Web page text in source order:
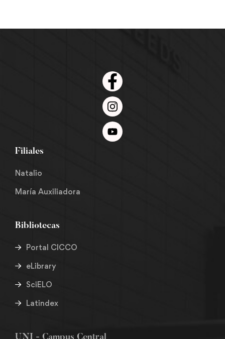
Filiales
Natalio
María Auxiliadora
Bibliotecas
Portal CICCO
eLibrary
SciELO
Latindex